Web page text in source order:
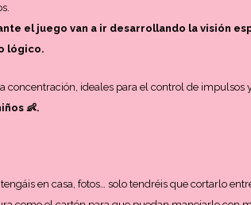
el juego van a ir desarrollando la visión
lógico.
concentración, ideales para el control de impulsos
👶.
en casa, fotos… solo tendréis que cortarlo